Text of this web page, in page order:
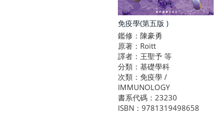
免疫學(第五版 )
鑑修：陳豪勇
原著：Roitt
譯者：王聖予 等
分類：基礎學科
次類：免疫學 /
IMMUNOLOGY
書系代碼：23230
ISBN：9781319498658